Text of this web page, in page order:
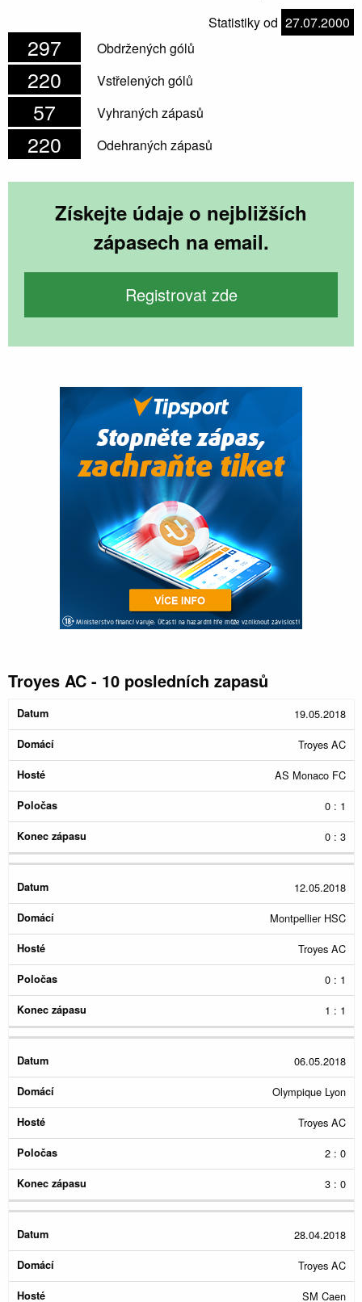
Statistiky od 27.07.2000
297 Obdržených gólů
220 Vstřelených gólů
57 Vyhraných zápasů
220 Odehraných zápasů
Získejte údaje o nejbližších
zápasech na email.
Registrovat zde
Troyes AC - 10 posledních zapasů
Datum
Konec
zápasu
19.05.2018
Troyes AC
AS Monaco FC
0 : 1
0 : 3
12.05.2018
Montpellier HSC
Troyes AC
0 : 1
1 : 1
06.05.2018
Olympique Lyon
Troyes AC
2 : 0
3 : 0
28.04.2018
Troyes AC
SM Caen